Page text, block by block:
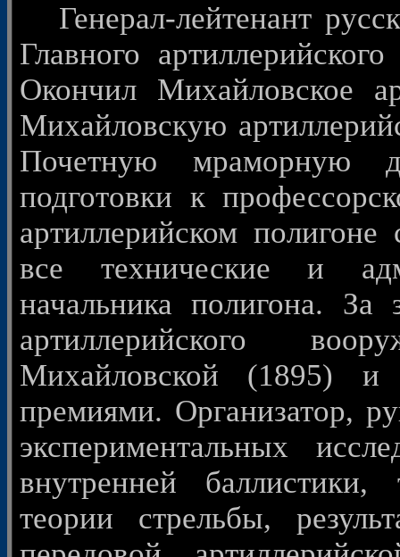
Генерал-лейтенант
Главного
Окончил Михайловское
Михайловскую
Почетную мраморную
подготовки к
артиллерийском
все технические и
начальника полигона. За
артиллерийского
Михайловской (1895) и
премиями. Организатор,
экспериментальных
внутренней баллистики,
теории стрельбы,